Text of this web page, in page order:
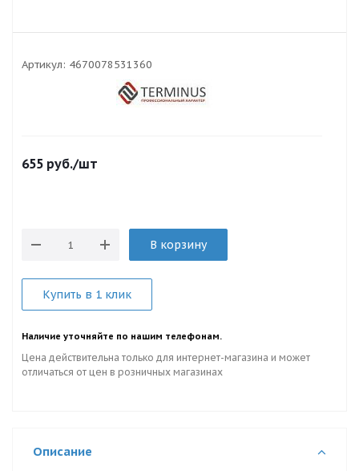
Артикул: 4670078531360
655 руб./шт
В корзину
Купить в 1 клик
Наличие уточняйте по нашим телефонам.
Цена действительна только для интернет-магазина и может
отличаться от цен в розничных магазинах
Описание